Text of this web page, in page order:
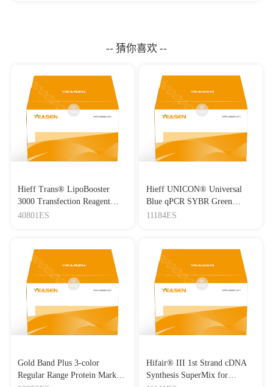
-- 猜你喜欢 --
Hieff Trans® LipoBooster
3000 Transfection Reagent
Lipo3000转染试剂
40801ES
Hieff UNICON® Universal
Blue qPCR SYBR Green
Master Mix
11184ES
Gold Band Plus 3-color
Regular Range Protein Marker
Hifair® III 1st Strand cDNA
Synthesis SuperMix for